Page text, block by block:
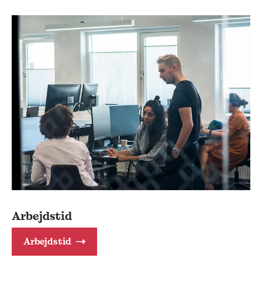
Arbejdstid
Arbejdstid